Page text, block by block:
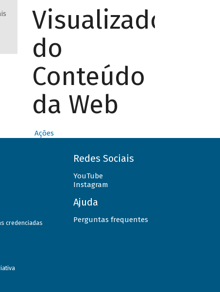
Visualizador
do
Conteúdo
da Web
Ações
credenciadas
Redes Sociais
YouTube
Instagram
Ajuda
Perguntas frequentes